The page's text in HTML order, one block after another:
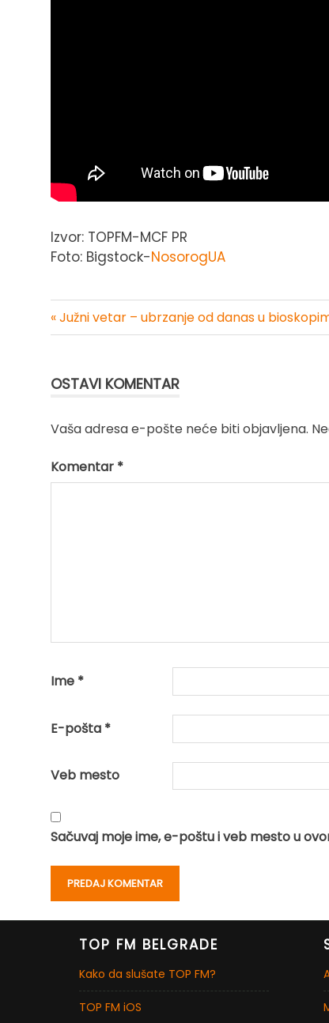
Izvor: TOPFM-MCF PR
Foto: Bigstock-NosorogUA
Kretanje
« Južni vetar – ubrzanje od danas u
OSTAVI KOMENTAR
Vaša adresa e-pošte neće biti objavljena.
Komentar *
Ime *
E-pošta *
Veb mesto
Sačuvaj moje ime, e-poštu i veb mesto u
TOP FM BELGRADE
Kako da slušate TOP FM?
TOP FM iOS